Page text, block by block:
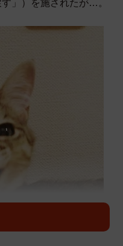
」）を施されたが…。